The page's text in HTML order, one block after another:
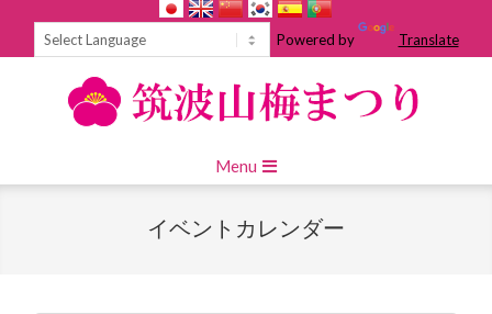
Powered by Translate
Navigation
Menu
イベントカレンダー